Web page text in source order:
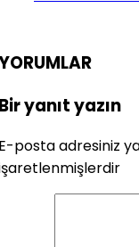
yanıt yazın
posta adresiniz